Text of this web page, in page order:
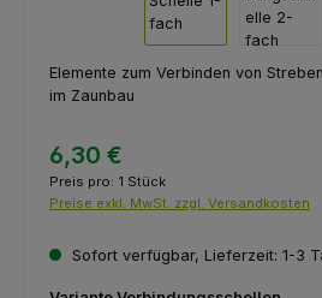
Elemente zum Verbinden von
im Zaunbau
6,30 €
Preis pro: 1 Stück
Preise exkl. MwSt. zzgl. Versandkosten
Sofort verfügbar, Lieferzeit: 1-3